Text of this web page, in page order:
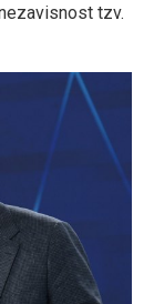
tzv.